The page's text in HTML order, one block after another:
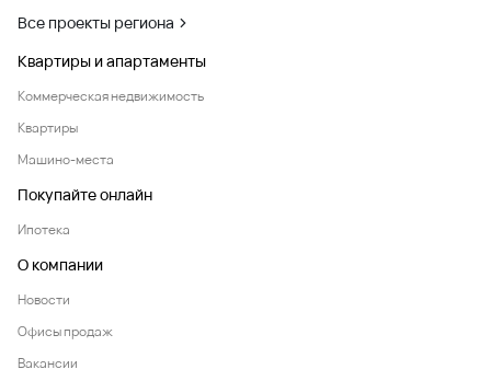
Все проекты региона
Квартиры и апартаменты
Коммерческая недвижимость
Квартиры
Машино-места
Покупайте онлайн
Ипотека
О компании
Новости
Офисы продаж
Вакансии